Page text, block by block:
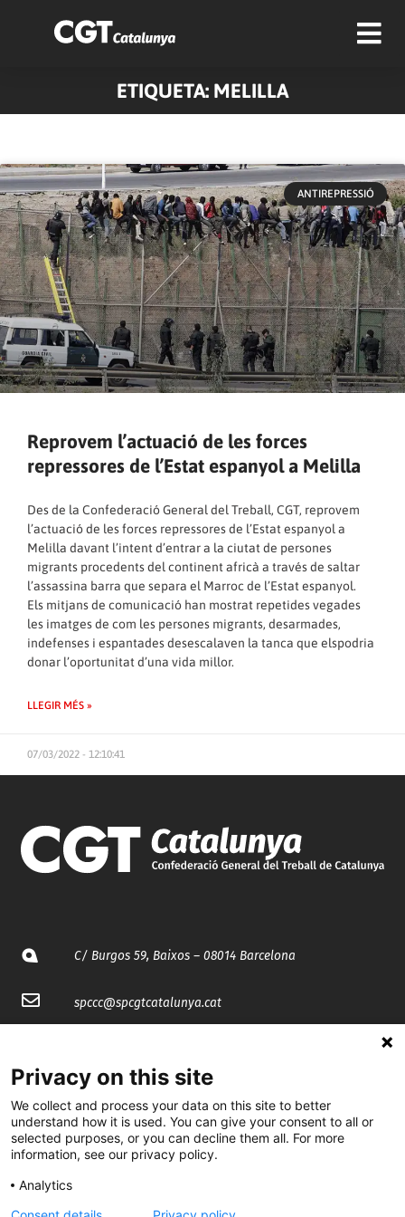
ETIQUETA: MELILLA
ANTIREPRESSIÓ
Reprovem l’actuació de les forces
repressores de l’Estat espanyol a Melilla
Des de la Confederació General del Treball, CGT, reprovem
l’actuació de les forces repressores de l’Estat espanyol a
Melilla davant l’intent d’entrar a la ciutat de persones
migrants procedents del continent africà a través de saltar
l’assassina barra que separa el Marroc de l’Estat espanyol.
Els mitjans de comunicació han mostrat repetides vegades
les imatges de com les persones migrants, desarmades,
indefenses i espantades desescalaven la tanca que elspodria
donar l’oportunitat d’una vida millor.
LLEGIR MÉS »
07/03/2022 - 12:10:41
C/ Burgos 59, Baixos – 08014 Barcelona
spccc@spcgtcatalunya.cat
@CGTCatalunya
cgtcatalunya
Privacy on this site
We collect and process your data on this site to better
understand how it is used. You can give your consent to all or
selected purposes, or you can decline them all. For more
information, see our privacy policy.
Analytics